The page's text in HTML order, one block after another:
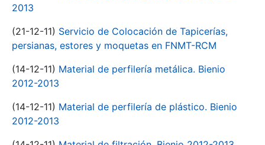
2013
(21-12-11) Servicio de Colocación de Tapicerías,
persianas, estores y moquetas en FNMT-RCM
(14-12-11) Material de perfilería metálica. Bienio
2012-2013
(14-12-11) Material de perfilería de plástico. Bienio
2012-2013